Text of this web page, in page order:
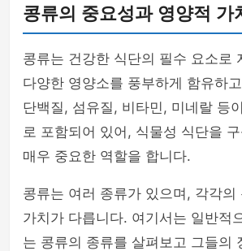
콩류의 중요성과 영양적 가
콩류는 건강한 식단의 필수 요소로
다양한 영양소를 풍부하게 함유하
단백질, 섬유질, 비타민, 미네랄 등
로 포함되어 있어, 식물성 식단을
매우 중요한 역할을 합니다.
콩류는 여러 종류가 있으며, 각각의
가치가 다릅니다. 여기서는 일반적
는 콩류의 종류를 살펴보고 그들의